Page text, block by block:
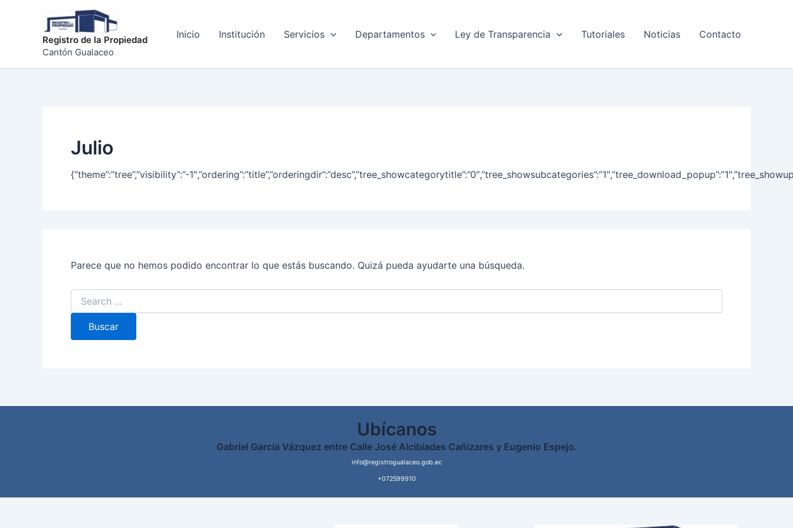
contenidoRegistro de la Propiedad
Cantón Gualaceo
Inicio Institución Servicios Departamentos Ley de Transparencia Tutoriales Noticias Contacto
Julio
{“theme”:”tree”,”visibility”:”-
Parece que no hemos podido encontrar lo que estás buscando. Quizá pueda ayudarte una búsqueda.
por:
Ubícanos
Gabriel García Vázquez entre Calle José Alcibiades Cañizares y Eugenio Espejo.
info@registrogualaceo.gob.ec
+072599910